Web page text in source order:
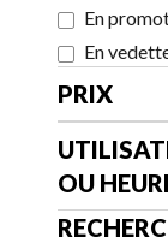
En
En
PRIX
OU